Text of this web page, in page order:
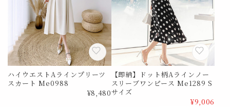
ハイウエストAラインプリーツ
スカート Me0988
¥8,480
【即納】ドット柄Aラインノー
スリーブワンピース Me1289 S
サイズ
¥9,006